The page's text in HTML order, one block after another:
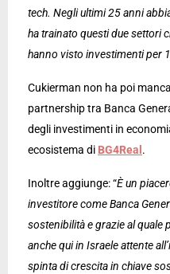
tech. Negli ultimi 25 anni
ha trainato questi due settori
hanno visto investimenti per
Cukierman non ha poi
partnership tra Banca
degli investimenti in
ecosistema di BG4Real .
Inoltre aggiunge: “È un
investitore come Banca
sostenibilità e grazie al quale
anche qui in Israele attente
spinta di crescita in chiave